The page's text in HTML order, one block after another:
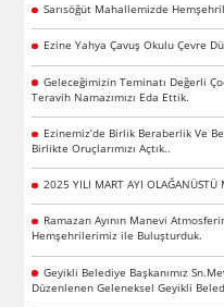
Sarısöğüt Mahallemizde
Ezine Yahya Çavuş Okulu Çevre
Geleceğimizin Teminatı Değerli
Teravih Namazımızı Eda Ettik.
Ezinemiz’de Birlik Beraberlik Ve
Birlikte Oruçlarımızı Açtık..
2025 YILI MART AYI OLAĞANÜSTÜ
Ramazan Ayının Manevi
Hemşehrilerimiz ile Buluşturduk.
Geyikli Belediye Başkanımız
Düzenlenen Geleneksel Geyikli